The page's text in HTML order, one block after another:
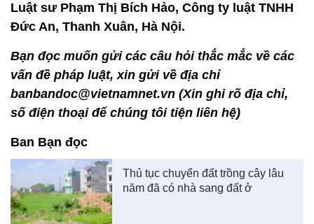
Luật sư Phạm Thị Bích Hảo, Công ty luật TNHH
Đức An, Thanh Xuân, Hà Nội.
Bạn đọc muốn gửi các câu hỏi thắc mắc về các
vấn đề pháp luật, xin gửi về địa chỉ
banbandoc@vietnamnet.vn (Xin ghi rõ địa chỉ,
số điện thoại để chúng tôi tiện liên hệ)
Ban Bạn đọc
Thủ tục chuyển đất trồng cây lâu
năm đã có nhà sang đất ở